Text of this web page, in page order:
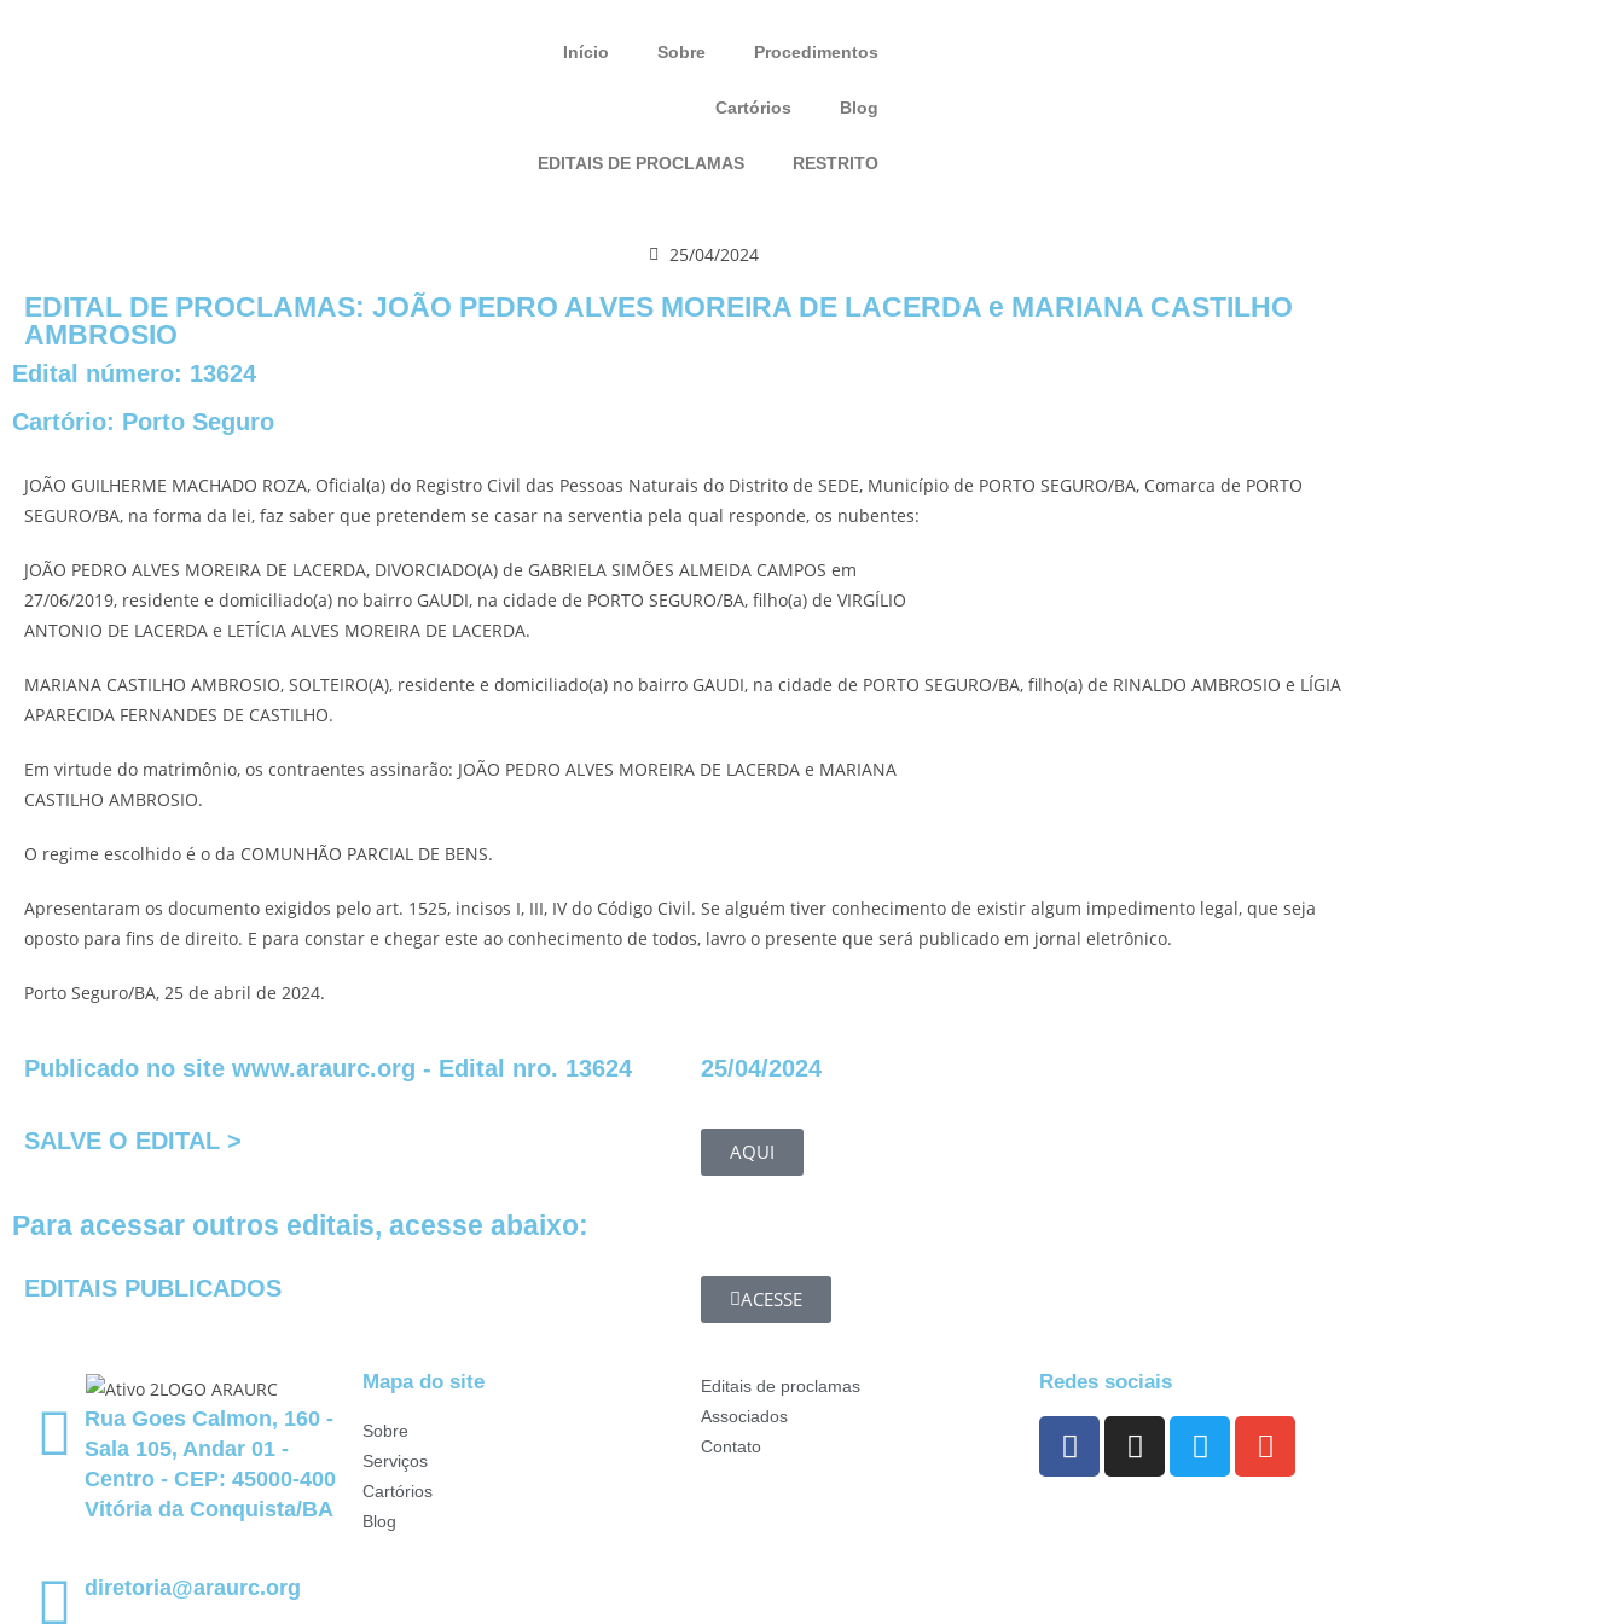
Início Sobre Procedimentos
Cartórios Blog
EDITAIS DE PROCLAMAS RESTRITO
25/04/2024
EDITAL DE PROCLAMAS: JOÃO PEDRO ALVES MOREIRA DE LACERDA e MARIANA CASTILHO
AMBROSIO
Edital número: 13624
Cartório: Porto Seguro
JOÃO GUILHERME MACHADO ROZA, Oficial(a) do Registro Civil das Pessoas Naturais do Distrito de SEDE, Município de PORTO SEGURO/BA, Comarca de PORTO
SEGURO/BA, na forma da lei, faz saber que pretendem se casar na serventia pela qual responde, os nubentes:
JOÃO PEDRO ALVES MOREIRA DE LACERDA, DIVORCIADO(A) de GABRIELA SIMÕES ALMEIDA CAMPOS em
27/06/2019, residente e domiciliado(a) no bairro GAUDI, na cidade de PORTO SEGURO/BA, filho(a) de VIRGÍLIO
ANTONIO DE LACERDA e LETÍCIA ALVES MOREIRA DE LACERDA.
MARIANA CASTILHO AMBROSIO, SOLTEIRO(A), residente e domiciliado(a) no bairro GAUDI, na cidade de PORTO SEGURO/BA, filho(a) de RINALDO AMBROSIO e LÍGIA
APARECIDA FERNANDES DE CASTILHO.
Em virtude do matrimônio, os contraentes assinarão: JOÃO PEDRO ALVES MOREIRA DE LACERDA e MARIANA
CASTILHO AMBROSIO.
O regime escolhido é o da COMUNHÃO PARCIAL DE BENS.
Apresentaram os documento exigidos pelo art. 1525, incisos I, III, IV do Código Civil. Se alguém tiver conhecimento de existir algum impedimento legal, que seja
oposto para fins de direito. E para constar e chegar este ao conhecimento de todos, lavro o presente que será publicado em jornal eletrônico.
Porto Seguro/BA, 25 de abril de 2024.
Publicado no site www.araurc.org - Edital nro. 13624 25/04/2024
SALVE O EDITAL > AQUI
Para acessar outros editais, acesse abaixo:
EDITAIS PUBLICADOS ACESSE
Rua Goes Calmon, 160 -
Sala 105, Andar 01 -
Centro - CEP: 45000-400
Vitória da Conquista/BA
diretoria@araurc.org
Mapa do site
Sobre
Serviços
Cartórios
Blog
Editais de proclamas
Associados
Contato
Redes sociais